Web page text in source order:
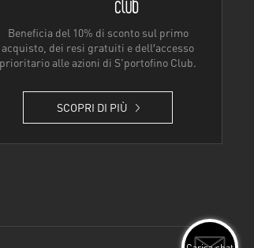
Beneficia del 10% di sconto sul primo
acquisto, dei resi gratuiti e dell′accesso
prioritario alle azioni di S'portofino Club.
SCOPRI DI PIÙ